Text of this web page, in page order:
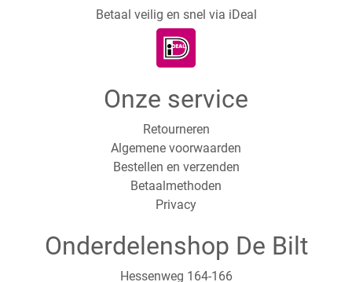
Betaal veilig en snel via iDeal
Onze service
Retourneren
Algemene voorwaarden
Bestellen en verzenden
Betaalmethoden
Privacy
Onderdelenshop De Bilt
Hessenweg 164-166